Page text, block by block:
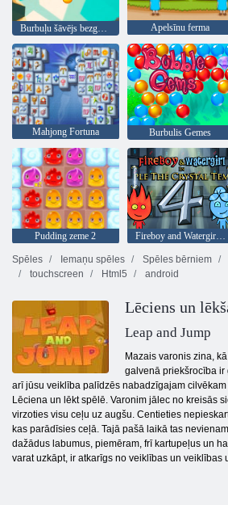
Burbuļu šāvējs bezgalīgs Apelsīnu ferma
Mahjong Fortuna Burbulis Gemes
Pudding zeme 2 Fireboy and Watergirl 4: Kristāla templis
Spēles
Iemaņu spēles Spēles bērniem
touchscreen
Html5 android
Lēciens un
Leap and Jump
Mazais varonis zina,
galvenā priekšrocība
arī jūsu veiklība palīdzēs nabadzīgajam
Lēciena un lēkt spēlē. Varonim jālec no kreisās
virzoties visu ceļu uz augšu. Centieties
kas parādīsies ceļā. Tajā pašā laikā tas
dažādus labumus, piemēram, frī kartupeļus un
varat uzkāpt, ir atkarīgs no veiklības un veiklības